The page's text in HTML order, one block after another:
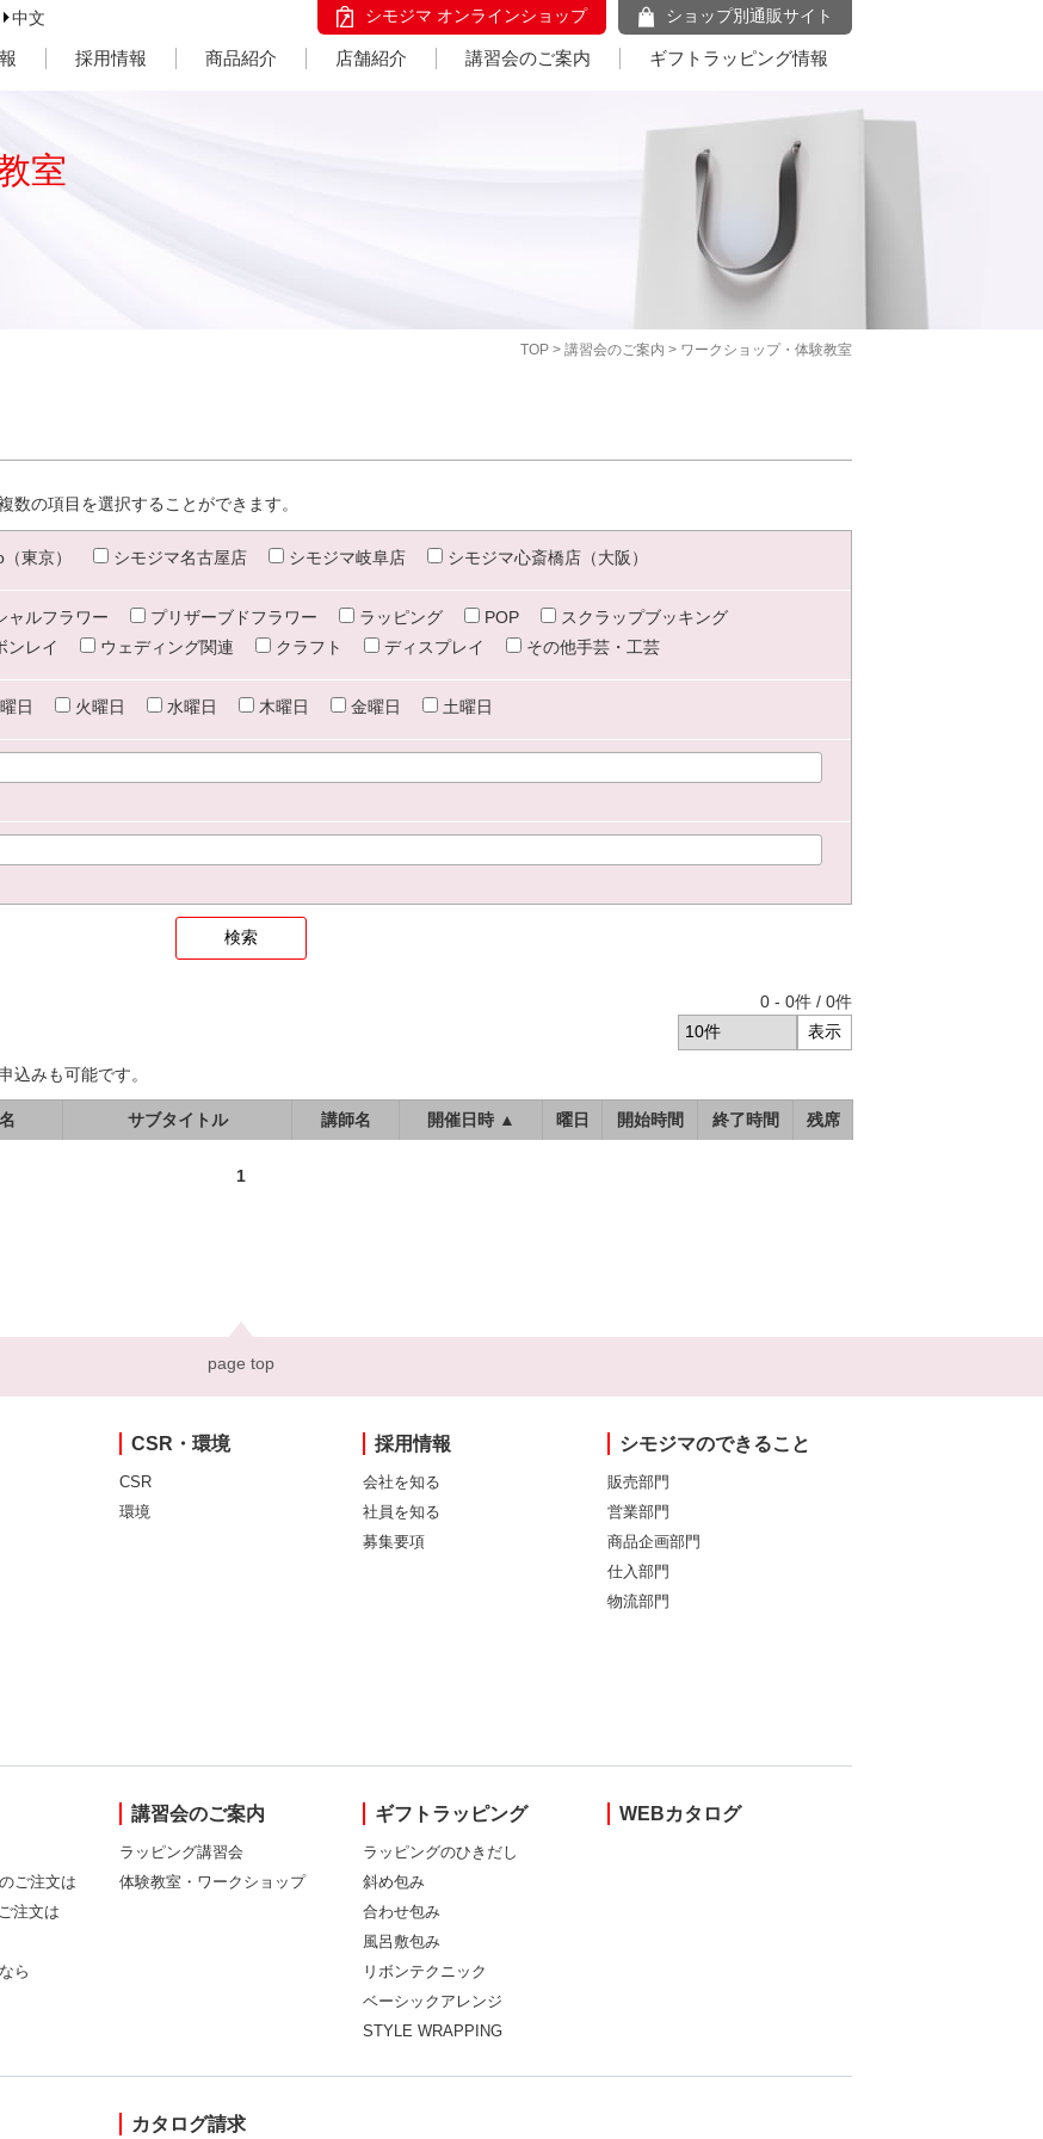
中文 シモジマ オンラインショップ ショップ別通販サイト
採用情報 商品紹介 店舗紹介 講習会のご案内 ギフトラッピング情報
TOP > 講習会のご案内 > ワークショップ・体験教室
室
の項目を選択することができます。
東京） シモジマ名古屋店 シモジマ岐阜店 シモジマ心斎橋店（大阪）
ャルフラワー プリザーブドフラワー ラッピング POP
スクラップブッキング
ンレイ
ウェディング関連 クラフト ディスプレイ その他手芸・工芸
日 火曜日 水曜日 木曜日 金曜日 土曜日
0 - 0件 / 0件
込みも可能です。
サブタイトル 講師名 開催日時 ▲ 曜日 開始時間 終了時間 残席
1
page top
CSR・環境
CSR
環境
採用情報
会社を知る
社員を知る
募集要項
シモジマのできること
販売部門
営業部門
商品企画部門
仕入部門
物流部門
ご注文は
注文は
ら
講習会のご案内
ラッピング講習会
体験教室・ワークショップ
ギフトラッピング
ラッピングのひきだし
斜め包み
合わせ包み
風呂敷包み
リボンテクニック
ベーシックアレンジ
STYLE WRAPPING
WEBカタログ
カタログ請求